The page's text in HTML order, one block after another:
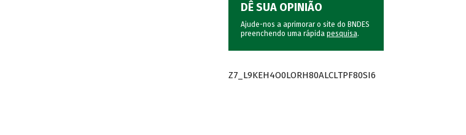
DÊ SUA OPINIÃO
Ajude-nos a aprimorar o site do BNDES
preenchendo uma rápida pesquisa.
Z7_L9KEH4O0LORH80ALCLTPF80SI6